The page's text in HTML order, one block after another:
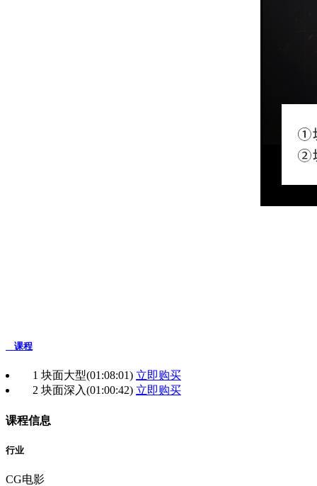
课程
1 块面大型(01:08:01) 立即购买
2 块面深入(01:00:42) 立即购买
课程信息
行业
CG电影